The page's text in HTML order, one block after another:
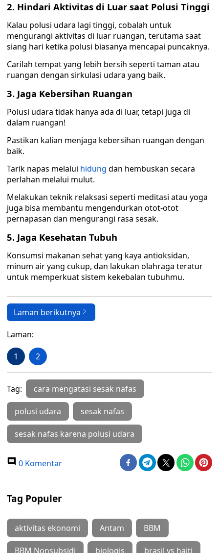
2. Hindari Aktivitas di Luar saat Polusi Tinggi
Kalau polusi udara lagi tinggi, cobalah untuk
mengurangi aktivitas di luar ruangan, terutama saat
siang hari ketika polusi biasanya mencapai puncaknya.
Carilah tempat yang lebih bersih seperti taman atau
ruangan dengan sirkulasi udara yang baik.
3. Jaga Kebersihan Ruangan
Polusi udara tidak hanya ada di luar, tetapi juga di
dalam ruangan!
Pastikan kalian menjaga kebersihan ruangan dengan
baik.
Tarik napas melalui hidung dan hembuskan secara
perlahan melalui mulut.
Melakukan teknik relaksasi seperti meditasi atau yoga
juga bisa membantu mengendurkan otot-otot
pernapasan dan mengurangi rasa sesak.
5. Jaga Kesehatan Tubuh
Konsumsi makanan sehat yang kaya antioksidan,
minum air yang cukup, dan lakukan olahraga teratur
untuk memperkuat sistem kekebalan tubuhmu.
Laman berikutnya
Laman:
1 2
Tag: cara mengatasi sesak nafas
polusi udara sesak nafas
sesak nafas karena polusi udara
0 Komentar
Tag Populer
aktivitas ekonomi Antam BBM
BBM Nonsubsidi biologis brasil vs haiti